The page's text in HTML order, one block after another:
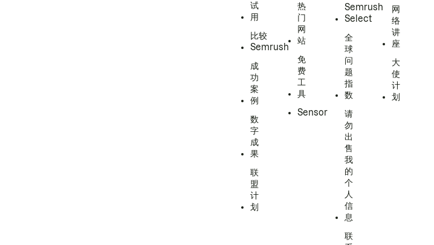
试
用
比较
Semrush
成
功
案
例
数
字
成
果
联
盟
计
划
热
门
网
站
免
费
工
具
Sensor
Semrush
Select
全
球
问
题
指
数
请
勿
出
售
我
的
个
人
信
息
联
网
络
讲
座
大
使
计
划